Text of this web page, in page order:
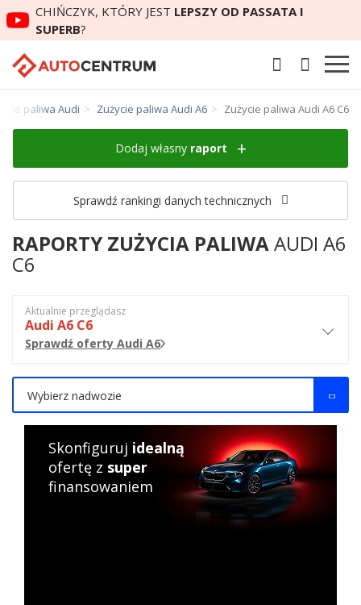
CHIŃCZYK, KTÓRY JEST LEPSZY OD PASSATA I
SUPERB?
paliwa Audi Zużycie paliwa Audi A6 Zużycie paliwa Audi A6 C6
Dodaj własny raport
Sprawdź rankingi danych technicznych
RAPORTY ZUŻYCIA PALIWAAUDI A6
C6
Aktualnie przeglądasz
Audi A6 C6
Sprawdź oferty Audi A6
Wybierz nadwozie
Skonfiguruj idealną
ofertę z super
finansowaniem